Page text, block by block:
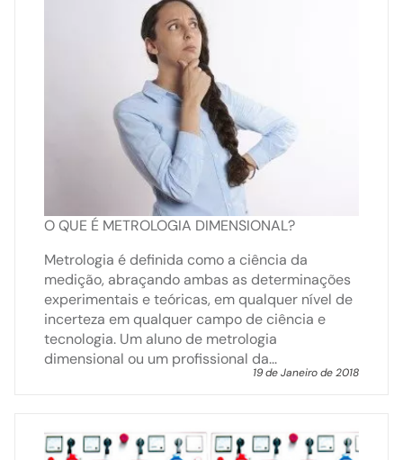
O QUE É METROLOGIA DIMENSIONAL?
Metrologia é definida como a ciência da
medição, abraçando ambas as determinações
experimentais e teóricas, em qualquer nível de
incerteza em qualquer campo de ciência e
tecnologia. Um aluno de metrologia
dimensional ou um profissional da...
19 de Janeiro de 2018